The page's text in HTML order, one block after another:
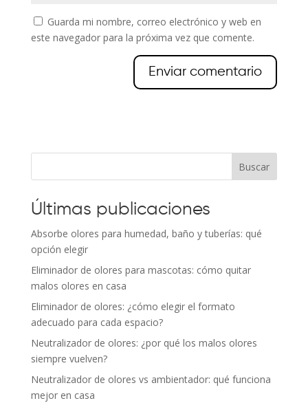
Guarda mi nombre, correo electrónico y web en
este navegador para la próxima vez que comente.
Buscar
Últimas publicaciones
Absorbe olores para humedad, baño y tuberías: qué
opción elegir
Eliminador de olores para mascotas: cómo quitar
malos olores en casa
Eliminador de olores: ¿cómo elegir el formato
adecuado para cada espacio?
Neutralizador de olores: ¿por qué los malos olores
siempre vuelven?
Neutralizador de olores vs ambientador: qué funciona
mejor en casa